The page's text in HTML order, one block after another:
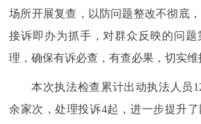
场所开展复查，以防问题整改不彻底
接诉即办为抓手，对群众反映的问题
理，确保有诉必查，有查必果，切实维
本次执法检查累计出动执法人员
余家次，处理投诉4起，进一步提升